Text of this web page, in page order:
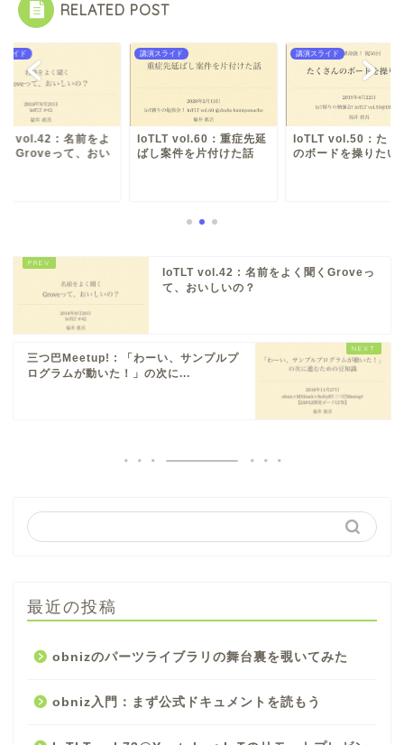
RELATED POST
ライド
vol.42 : 名前をよ
くGroveって、おい
講演スライド
IoTLT vol.60：重症先延
ばし案件を片付けた話
講演スライド
IoTLT vol.50：たく
のボードを操りたい
IoTLT vol.42 : 名前をよく聞くGroveっ
て、おいしいの？
三つ巴Meetup! : 「わーい、サンプルプ
ログラムが動いた！」の次に...
最近の投稿
obnizのパーツライブラリの舞台裏を覗いてみた
obniz入門：まず公式ドキュメントを読もう